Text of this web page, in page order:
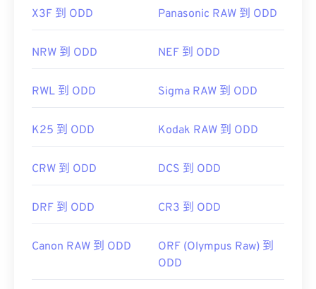
X3F 到 ODD Panasonic RAW 到 ODD
NRW 到 ODD NEF 到 ODD
RWL 到 ODD Sigma RAW 到 ODD
K25 到 ODD Kodak RAW 到 ODD
CRW 到 ODD DCS 到 ODD
DRF 到 ODD CR3 到 ODD
Canon RAW 到 ODD
ORF (Olympus Raw) 到
ODD